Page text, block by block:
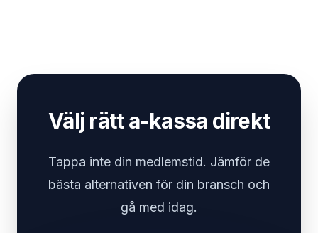
Välj rätt a-kassa direkt
Tappa inte din medlemstid. Jämför de
bästa alternativen för din bransch och
gå med idag.